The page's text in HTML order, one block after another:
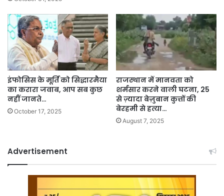
इंफोसिस के मूर्ति को सिद्धारमैया
का करारा जवाब, आप सब कुछ
नहीं जानते…
October 17, 2025
राजस्थान में मानवता को
शर्मसार करने वाली घटना, 25
से ज़्यादा बेज़ुबान कुत्तों की
बेरहमी से हत्या…
August 7, 2025
Advertisement